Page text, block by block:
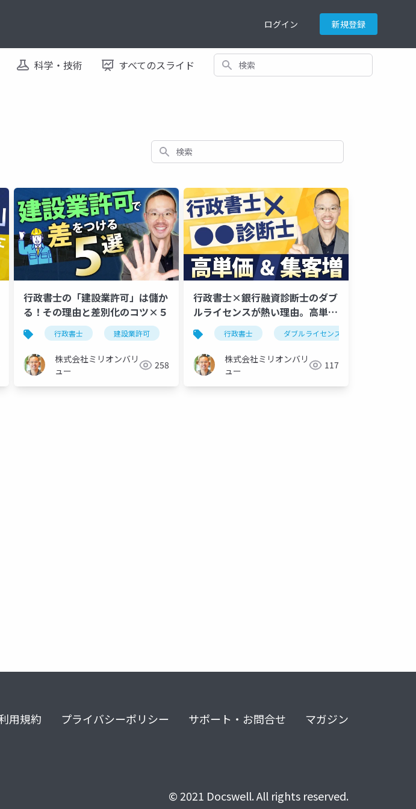
ログイン 新規登録
科学・技術 すべてのスライド 検索
検索
行政書士の「建設業許可」は儲か
る！その理由と差別化のコツ×５
行政書士 建設業許可 儲かる
株式会社ミリオンバリ
ュー
258
行政書士×銀行融資診断士のダブ
ルライセンスが熱い理由。高単価
＆集客にも有利
行政書士 ダブルライセンス
株式会社ミリオンバリ
ュー
117
用規約 プライバシーポリシー サポート・お問合せ マガジン
© 2021 Docswell. All rights reserved.